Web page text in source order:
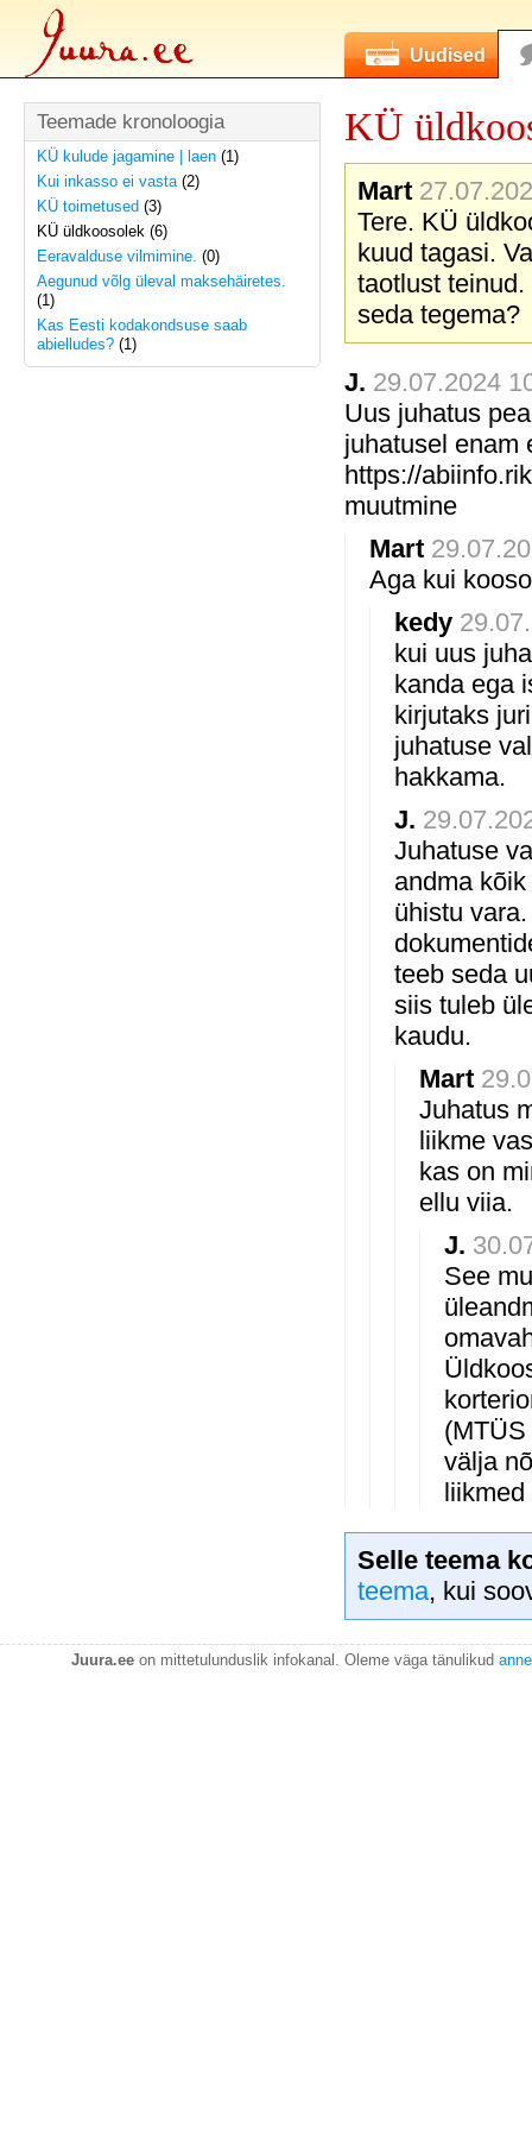
Uudised
Teemade kronoloogia
KÜ kulude jagamine | laen (1)
Kui inkasso ei vasta(2)
KÜ toimetused (3)
KÜ üldkoosolek (6)
Eeravalduse vilmimine. (0)
Aegunud võlg üleval maksehäiretes.
(1)
Kas Eesti kodakondsuse saab
abielludes? (1)
KÜ
Mart
Tere. KÜ
kuud tagasi.
taotlust
seda tegema?
J. 29.07.2024
Uus juhatus
juhatusel enam
https://
muutmine
Mart
Aga kui
kedy
kui uus
kanda ega
kirjutaks
juhatuse
hakkama.
J.
Juhatuse
andma
ühistu
teeb seda
siis tuleb
kaudu.
Mart
Juhatus
liikme
kas on
ellu viia.
J.
See
välja
liikmed
Selle teema
teema, kui
Juura.eeon mittetulunduslik infokanal. Oleme väga tänulikud